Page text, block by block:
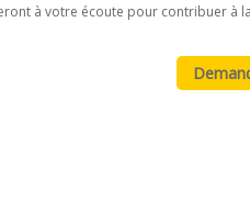
à votre écoute pour contribuer à